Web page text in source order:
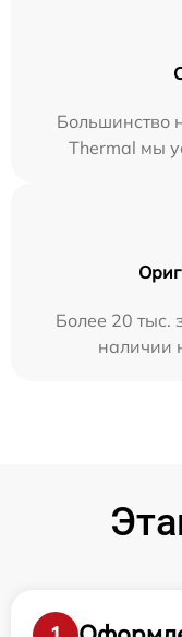
Большинство
Thermal мы
Более 20 тыс.
наличии